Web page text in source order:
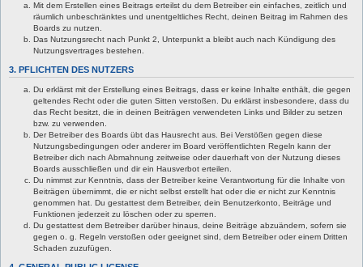
Mit dem Erstellen eines Beitrags erteilst du dem Betreiber ein einfaches, zeitlich und
räumlich unbeschränktes und unentgeltliches Recht, deinen Beitrag im Rahmen des
Boards zu nutzen.
Das Nutzungsrecht nach Punkt 2, Unterpunkt a bleibt auch nach Kündigung des
Nutzungsvertrages bestehen.
3. PFLICHTEN DES NUTZERS
Du erklärst mit der Erstellung eines Beitrags, dass er keine Inhalte enthält, die gegen
geltendes Recht oder die guten Sitten verstoßen. Du erklärst insbesondere, dass du
das Recht besitzt, die in deinen Beiträgen verwendeten Links und Bilder zu setzen
bzw. zu verwenden.
Der Betreiber des Boards übt das Hausrecht aus. Bei Verstößen gegen diese
Nutzungsbedingungen oder anderer im Board veröffentlichten Regeln kann der
Betreiber dich nach Abmahnung zeitweise oder dauerhaft von der Nutzung dieses
Boards ausschließen und dir ein Hausverbot erteilen.
Du nimmst zur Kenntnis, dass der Betreiber keine Verantwortung für die Inhalte von
Beiträgen übernimmt, die er nicht selbst erstellt hat oder die er nicht zur Kenntnis
genommen hat. Du gestattest dem Betreiber, dein Benutzerkonto, Beiträge und
Funktionen jederzeit zu löschen oder zu sperren.
Du gestattest dem Betreiber darüber hinaus, deine Beiträge abzuändern, sofern sie
gegen o. g. Regeln verstoßen oder geeignet sind, dem Betreiber oder einem Dritten
Schaden zuzufügen.